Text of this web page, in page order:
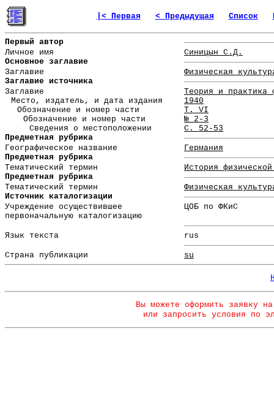
|< Первая < Предыдущая Список
Первый автор
Личное имя
Синицын С.Д.
Основное заглавие
Заглавие
Физическая
Заглавие источника
Заглавие
Теория и практика
Место, издатель, и дата издания
1940
Обозначение и номер части
Т. VI
Обозначение и номер части
№ 2-3
Сведения о местоположении
С. 52-53
Предметная рубрика
Географическое название
Германия
Предметная рубрика
Тематический термин
История
Предметная рубрика
Тематический термин
Физическая
Источник каталогизации
Учреждение осуществившее
первоначальную каталогизацию
ЦОБ по ФКиС
Язык текста rus
Страна публикации su
Вы можете оформить заявку
или запросить условия по